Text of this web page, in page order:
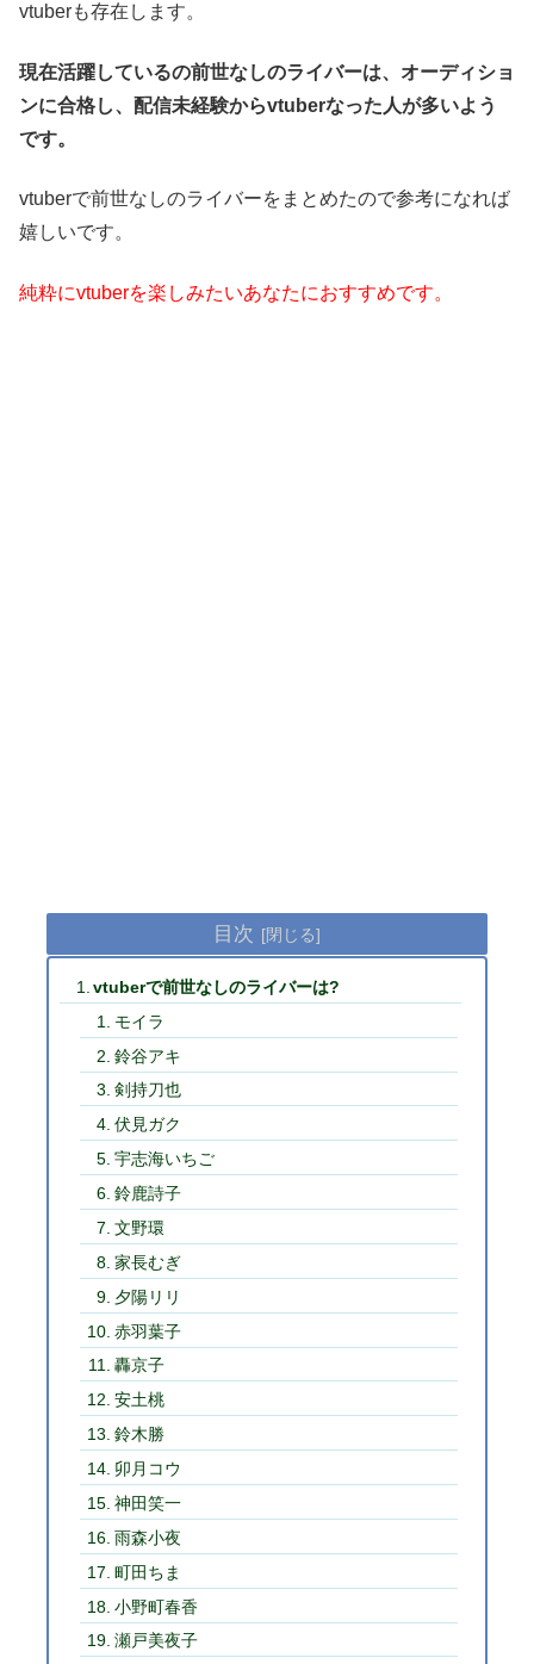
vtuberも存在します。
現在活躍しているの前世なしのライバーは、オーディショ
ンに合格し、配信未経験からvtuberなった人が多いよう
です。
vtuberで前世なしのライバーをまとめたので参考になれば
嬉しいです。
純粋にvtuberを楽しみたいあなたにおすすめです。
目次
vtuberで前世なしのライバーは?
モイラ
鈴谷アキ
剣持刀也
伏見ガク
宇志海いちご
鈴鹿詩子
文野環
家長むぎ
夕陽リリ
赤羽葉子
轟京子
安土桃
鈴木勝
卯月コウ
神田笑一
雨森小夜
町田ちま
小野町春香
瀬戸美夜子